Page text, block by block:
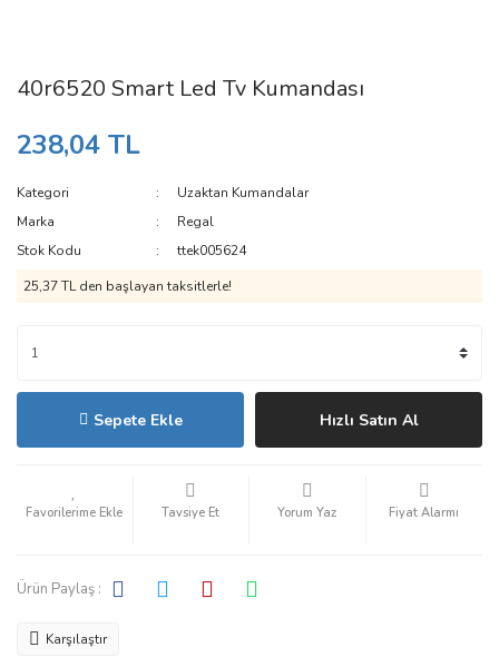
40r6520 Smart Led Tv Kumandası
238,04 TL
Kategori
Uzaktan Kumandalar
Marka
Regal
Stok Kodu
ttek005624
25,37 TL den başlayan taksitlerle!
Sepete Ekle Hızlı Satın Al
Tavsiye Et Yorum Yaz Fiyat Alarmı
Ürün Paylaş :
Karşılaştır